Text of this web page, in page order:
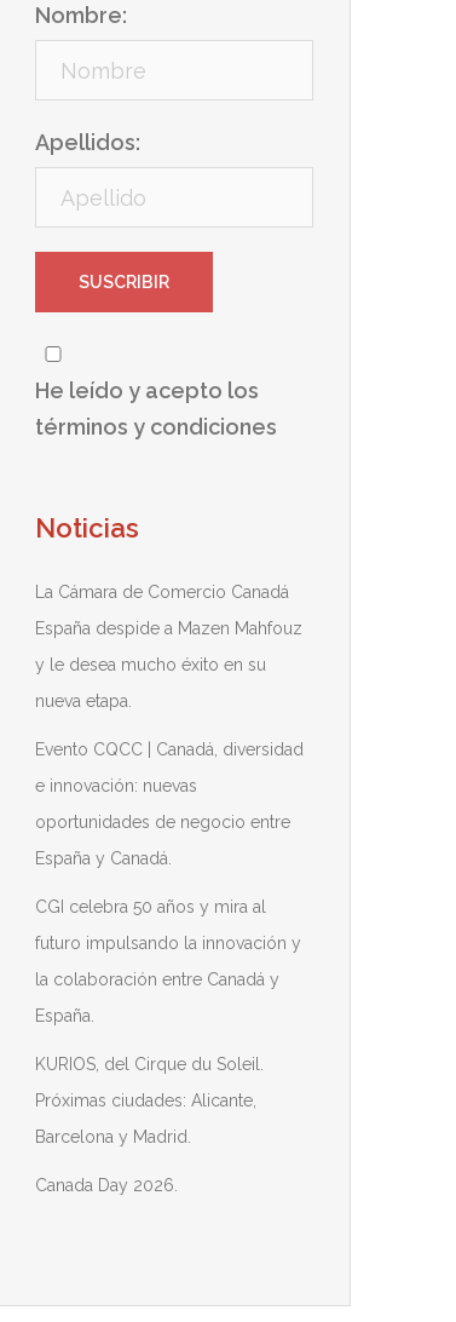
Nombre:
Apellidos:
He leído y acepto los
términos y condiciones
Noticias
La Cámara de Comercio Canadá
España despide a Mazen Mahfouz
y le desea mucho éxito en su
nueva etapa.
Evento CQCC | Canadá, diversidad
e innovación: nuevas
oportunidades de negocio entre
España y Canadá.
CGI celebra 50 años y mira al
futuro impulsando la innovación y
la colaboración entre Canadá y
España.
KURIOS, del Cirque du Soleil.
Próximas ciudades: Alicante,
Barcelona y Madrid.
Canada Day 2026.